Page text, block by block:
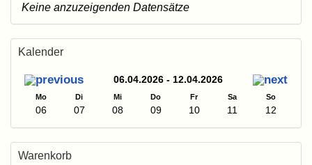
Keine anzuzeigenden Datensätze
Kalender
06.04.2026 - 12.04.2026
Mo Di Mi Do Fr Sa So
06 07 08 09 10 11 12
Warenkorb